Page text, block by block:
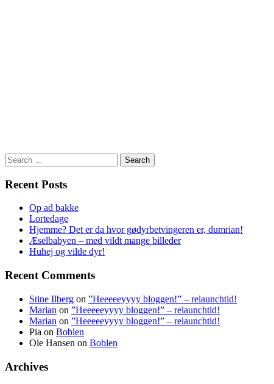
Search
for:
Recent Posts
Op ad bakke
Lortedage
Hjemme? Det er da hvor gødyrbetvingeren er, dumrian!
Æselbabyen – med vildt mange billeder
Huhej og vilde dyr!
Recent Comments
Stine Ilberg on ”Heeeeeyyyy bloggen!” – relaunchtid!
Marian on ”Heeeeeyyyy bloggen!” – relaunchtid!
Marian on ”Heeeeeyyyy bloggen!” – relaunchtid!
Pia on Boblen
Ole Hansen on Boblen
Archives